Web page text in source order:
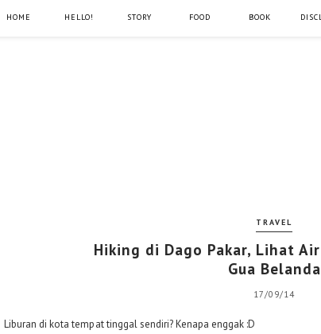
HOME HELLO! STORY FOOD BOOK
TRAVEL
Hiking di Dago Pakar, Lihat
Gua Belanda
17/09/14
Liburan di kota tempat tinggal sendiri? Kenapa enggak :D